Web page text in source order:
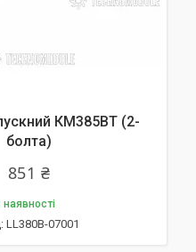
КМ385ВТ (2-
болта)
851 ₴
наявності
LL380B-07001